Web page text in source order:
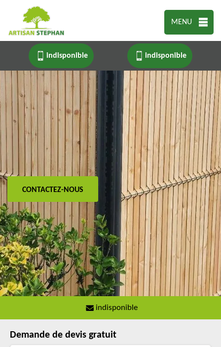
MENU
indisponible indisponible
CONTACTEZ-NOUS
indisponible
Demande de devis gratuit